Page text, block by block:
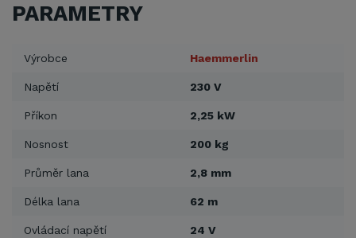
PARAMETRY
Výrobce Haemmerlin
Napětí 230 V
Příkon 2,25 kW
Nosnost 200 kg
Průměr lana 2,8 mm
Délka lana 62 m
Ovládací napětí 24 V